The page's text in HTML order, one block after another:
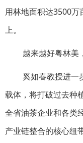
用林地面积达3500
上。
越来越好粤林美
奚如春教授进一
载体，将打破过去种
全省油茶企业和各类
产业链整合的核心纽